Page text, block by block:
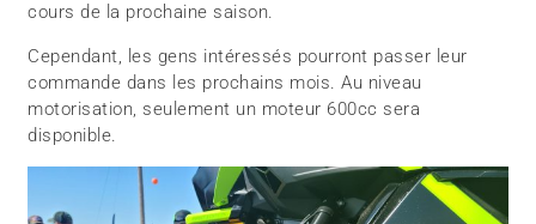
cours de la prochaine saison.
Cependant, les gens intéressés pourront passer leur
commande dans les prochains mois. Au niveau
motorisation, seulement un moteur 600cc sera
disponible.